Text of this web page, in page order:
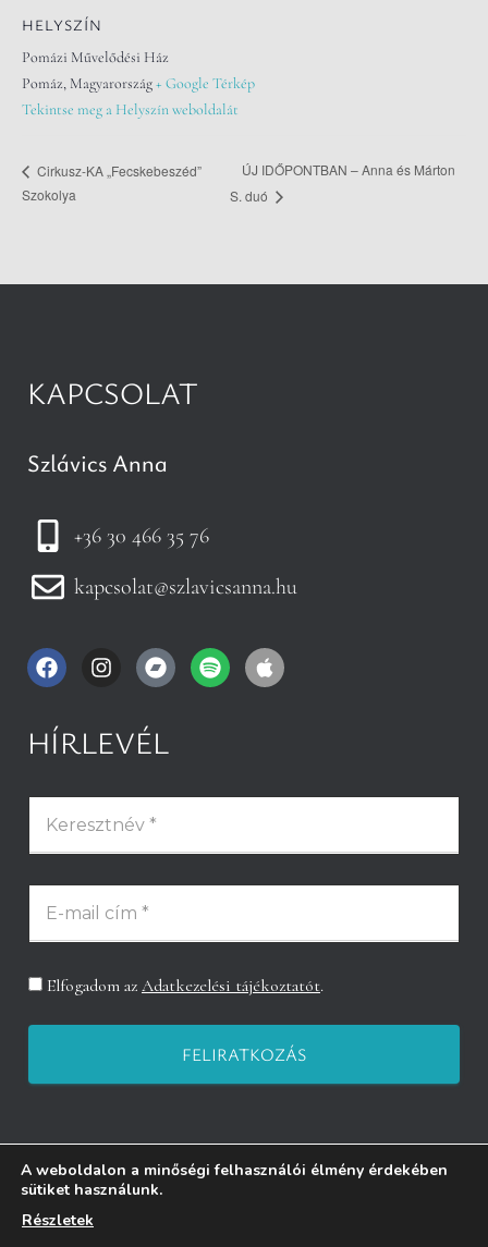
HELYSZÍN
Pomázi Művelődési Ház
Pomáz, Magyarország+ Google Térkép
Tekintse meg a Helyszín weboldalát
Cirkusz-KA „Fecskebeszéd”
Szokolya
ÚJ IDŐPONTBAN – Anna és Márton
S. duó
KAPCSOLAT
Szlávics Anna
+36 30 466 35 76
kapcsolat@szlavicsanna.hu
HÍRLEVÉL
Elfogadom az Adatkezelési tájékoztatót.
RÓLAM
ESEMÉNYEK
A weboldalon a minőségi felhasználói élmény érdekében
sütiket használunk.
Részletek